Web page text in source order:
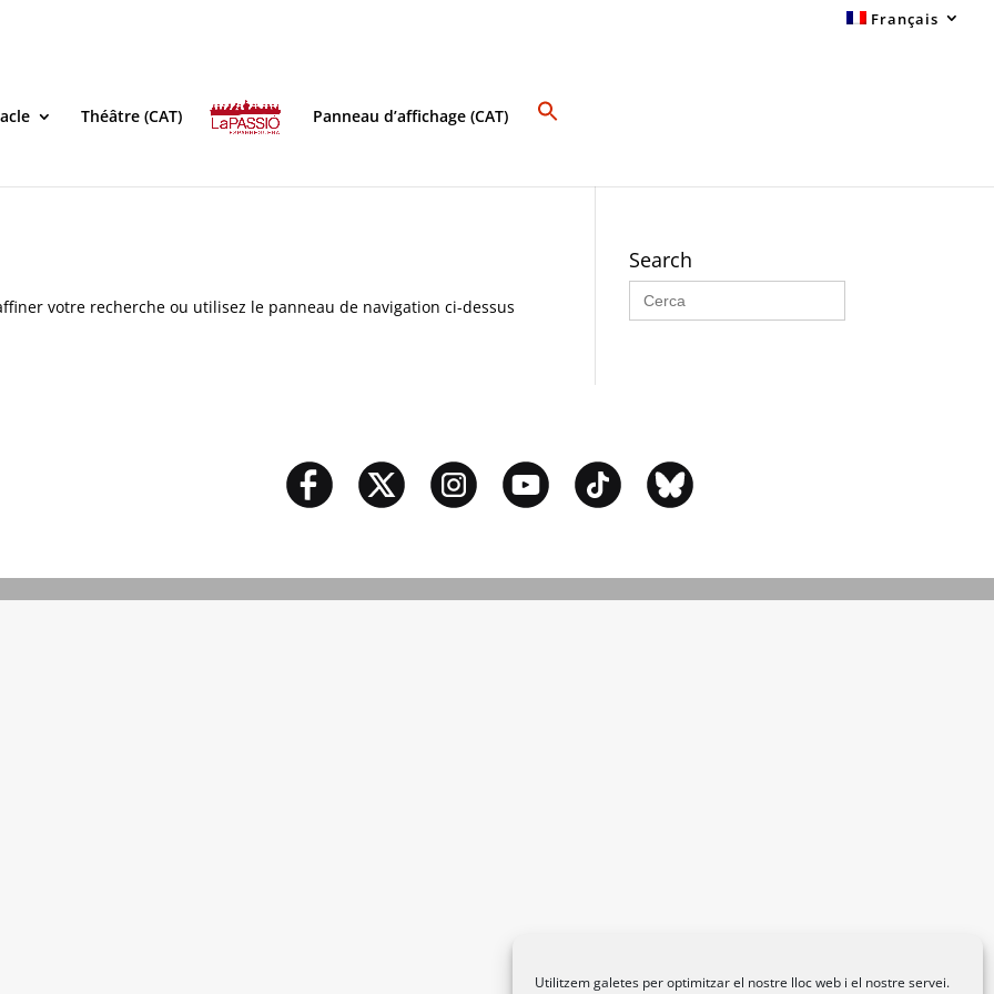
Utilitzem galetes per optimitzar el nostre lloc web i el nostre servei.
Français
Théâtre (CAT) Panneau d’affichage (CAT)
votre recherche ou utilisez le panneau de navigation ci-dessus
Search
Search
for: